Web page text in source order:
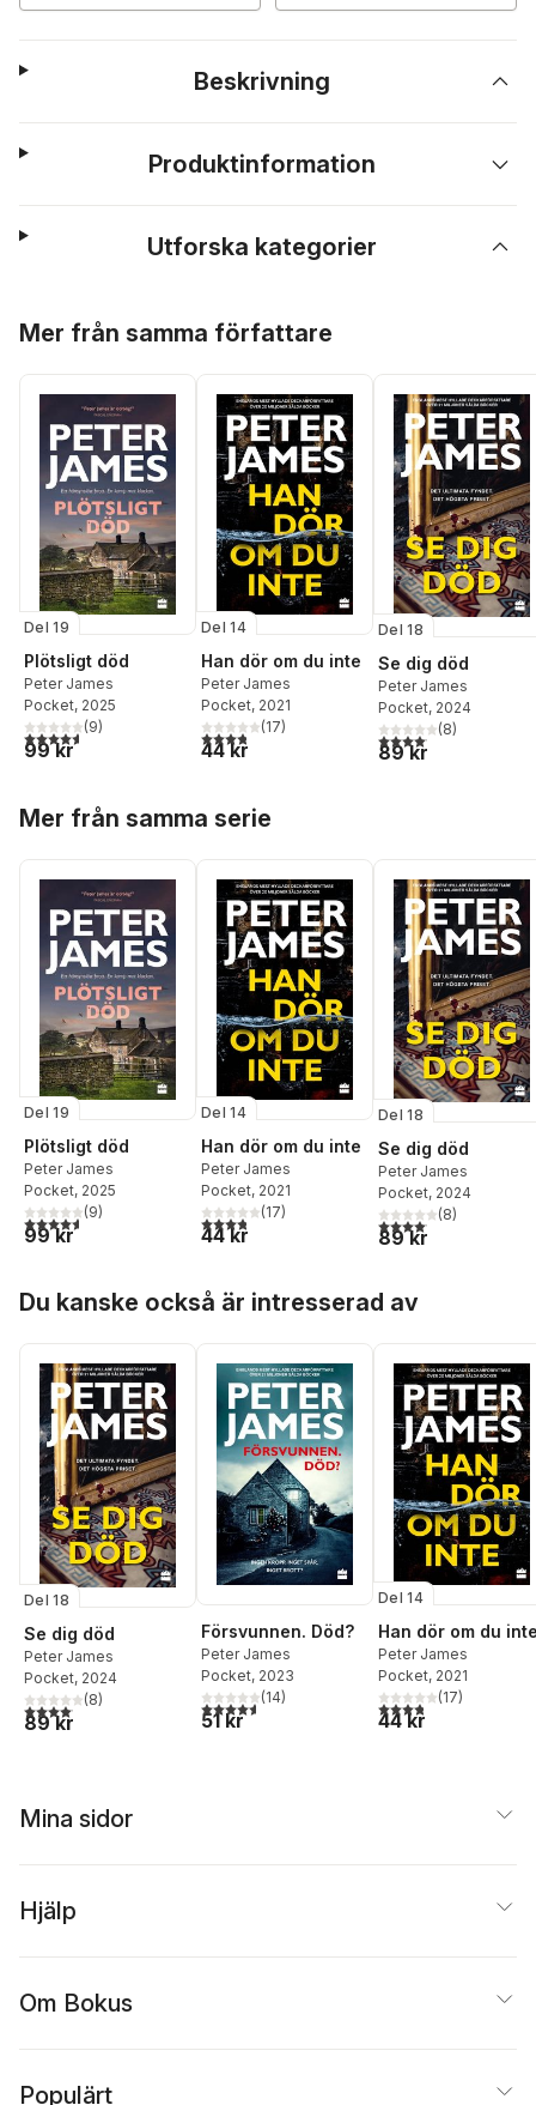
Beskrivning
Produktinformation
Utforska kategorier
Mer från samma författare
Del 19
Plötsligt död
Peter James
Pocket, 2025
4,6utav 5 stjärnor. Totalt antal röster:
(9)
99 kr
Del 14
Han dör om du inte
Peter James
Pocket, 2021
3,8utav 5 stjärnor. Totalt antal röster:
(17)
44 kr
Del 18
Se dig död
Peter James
Pocket, 2024
4,1utav 5 stjärnor.
(8)
89 kr
Mer från samma serie
Del 19
Plötsligt död
Peter James
Pocket, 2025
4,6utav 5 stjärnor. Totalt antal röster:
(9)
99 kr
Del 14
Han dör om du inte
Peter James
Pocket, 2021
3,8utav 5 stjärnor. Totalt antal röster:
(17)
44 kr
Del 18
Se dig död
Peter James
Pocket, 2024
4,1utav 5 stjärnor.
(8)
89 kr
Du kanske också är intresserad av
Del 18
Se dig död
Peter James
Pocket, 2024
4,1utav 5 stjärnor. Totalt antal röster:
(8)
89 kr
Försvunnen. Död?
Peter James
Pocket, 2023
4,6utav 5 stjärnor. Totalt antal röster:
(14)
51 kr
Del 14
Han dör om du
Peter James
Pocket, 2021
3,8utav 5 stjärnor.
(17)
44 kr
Mina sidor
Hjälp
Om Bokus
Populärt